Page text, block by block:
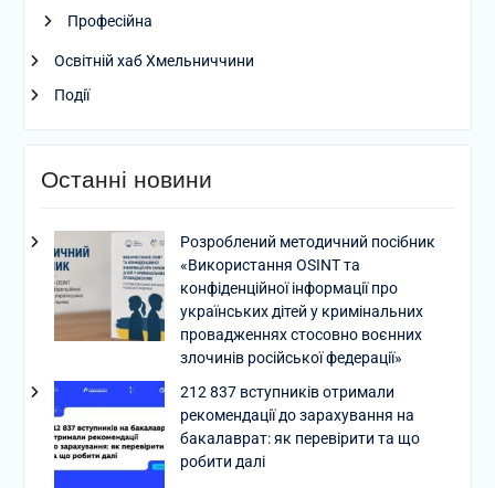
Професійна
Освітній хаб Хмельниччини
Події
Останні новини
Розроблений методичний посібник
«Використання OSINT та
конфіденційної інформації про
українських дітей у кримінальних
провадженнях стосовно воєнних
злочинів російської федерації»
212 837 вступників отримали
рекомендації до зарахування на
бакалаврат: як перевірити та що
робити далі